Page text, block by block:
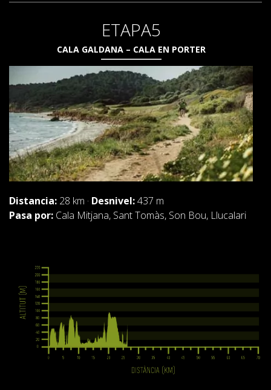
ETAPA5
CALA GALDANA – CALA EN PORTER
Distancia: 28 km · Desnivel:437 m
Pasa por: Cala Mitjana, Sant Tomàs, Son Bou, Llucalari